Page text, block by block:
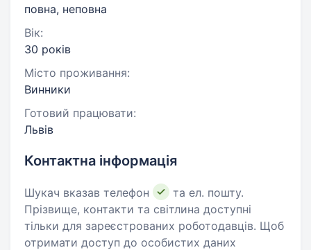
повна, неповна
Вік:
30 років
Місто проживання:
Винники
Готовий працювати:
Львів
Контактна інформація
Шукач вказав телефон
та ел. пошту.
Прізвище, контакти та світлина доступні
тільки для зареєстрованих роботодавців. Щоб
отримати доступ до особистих даних